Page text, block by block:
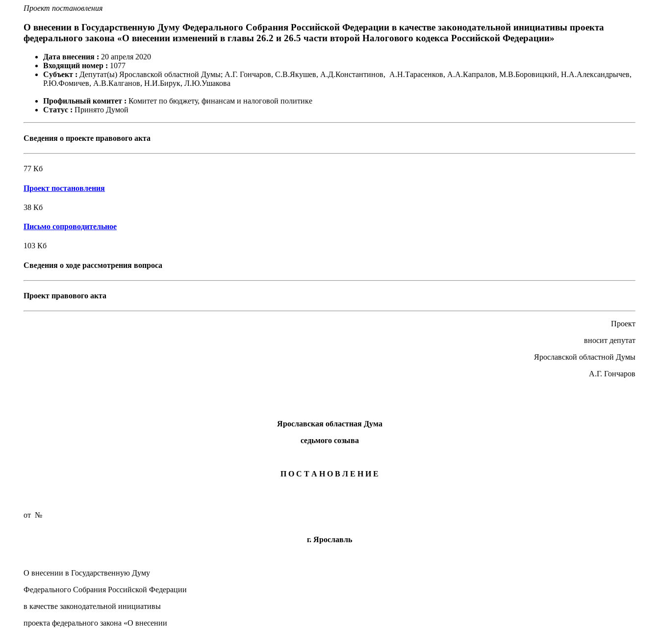
Проект постановления
О внесении в Государственную Думу Федерального Собрания Российской Федерации в качестве законодательной инициативы проекта
федерального закона «О внесении изменений в главы 26.2 и 26.5 части второй Налогового кодекса Российской Федерации»
Дата внесения : 20 апреля 2020
Входящий номер : 1077
Субъект : Депутат(ы) Ярославской областной Думы; А.Г. Гончаров, С.В.Якушев, А.Д.Константинов, А.Н.Тарасенков, А.А.Капралов, М.В.Боровицкий, Н.А.Александрычев,
Р.Ю.Фомичев, А.В.Калганов, Н.И.Бирук, Л.Ю.Ушакова
Профильный комитет : Комитет по бюджету, финансам и налоговой политике
Статус : Принято Думой
Сведения о проекте правового акта
77 Кб
Проект постановления
38 Кб
Письмо сопроводительное
103 Кб
Сведения о ходе рассмотрения вопроса
Проект правового акта
Проект
вносит депутат
Ярославской областной Думы
А.Г. Гончаров
Ярославская областная Дума
седьмого созыва
П О С Т А Н О В Л Е Н И Е
от №
г. Ярославль
О внесении в Государственную Думу
Федерального Собрания Российской Федерации
в качестве законодательной инициативы
проекта федерального закона «О внесении